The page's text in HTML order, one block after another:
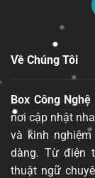
Về Chúng Tôi
Box Công Nghệ
nơi cập nhật
và kinh
dàng. Từ điện
thuật ngữ